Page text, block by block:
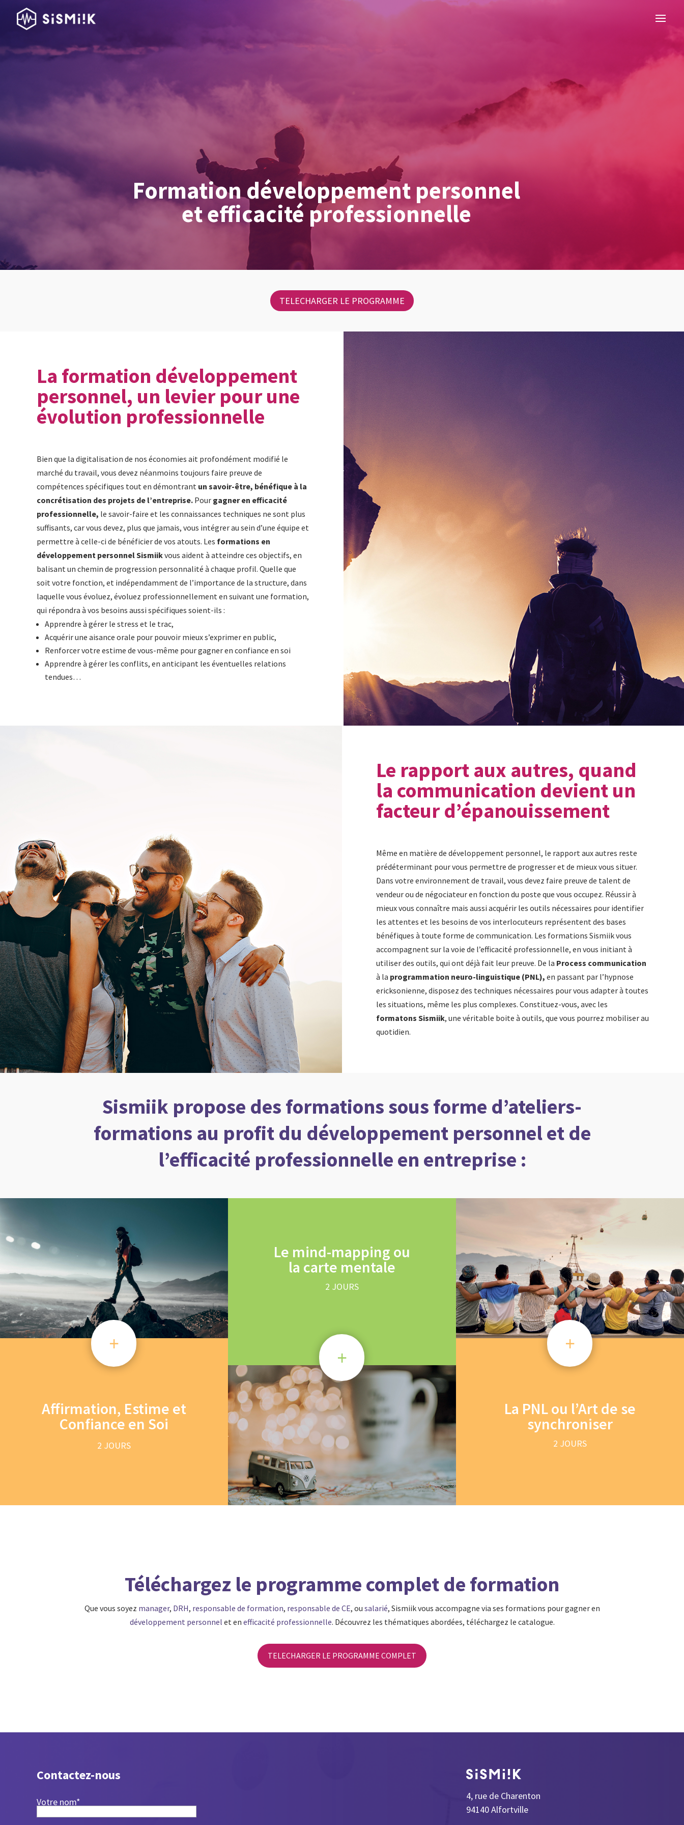
Formation développement personnel
et efficacité professionnelle
TELECHARGER LE PROGRAMME
La formation développement
personnel, un levier pour une
évolution professionnelle
Bien que la digitalisation de nos économies ait profondément modifié le
marché du travail, vous devez néanmoins toujours faire preuve de
compétences spécifiques tout en démontrant un savoir-être, bénéfique à la
concrétisation des projets de l’entreprise. Pour gagner en efficacité
professionnelle, le savoir-faire et les connaissances techniques ne sont plus
suffisants, car vous devez, plus que jamais, vous intégrer au sein d’une équipe et
permettre à celle-ci de bénéficier de vos atouts. Les formations en
développement personnel Sismiikvous aident à atteindre ces objectifs, en
balisant un chemin de progression personnalité à chaque profil. Quelle que
soit votre fonction, et indépendamment de l’importance de la structure, dans
laquelle vous évoluez, évoluez professionnellement en suivant une formation,
qui répondra à vos besoins aussi spécifiques soient-ils :
Apprendre à gérer le stress et le trac,
Acquérir une aisance orale pour pouvoir mieux s’exprimer en public,
Renforcer votre estime de vous-même pour gagner en confiance en soi
Apprendre à gérer les conflits, en anticipant les éventuelles relations
tendues…
Le rapport aux autres, quand
la communication devient un
facteur d’épanouissement
Même en matière de développement personnel, le rapport aux autres reste
prédéterminant pour vous permettre de progresser et de mieux vous situer.
Dans votre environnement de travail, vous devez faire preuve de talent de
vendeur ou de négociateur en fonction du poste que vous occupez. Réussir à
mieux vous connaître mais aussi acquérir les outils nécessaires pour identifier
les attentes et les besoins de vos interlocuteurs représentent des bases
bénéfiques à toute forme de communication. Les formations Sismiik vous
accompagnent sur la voie de l’efficacité professionnelle, en vous initiant à
utiliser des outils, qui ont déjà fait leur preuve. De la Process communication
à la programmation neuro-linguistique (PNL),en passant par l’hypnose
ericksonienne, disposez des techniques nécessaires pour vous adapter à toutes
les situations, même les plus complexes. Constituez-vous, avec les
formatons Sismiik, une véritable boite à outils, que vous pourrez mobiliser au
quotidien.
Sismiik propose des formations sous forme d’ateliers-
formations au profit du développement personnel et de
l’efficacité professionnelle en entreprise :
+
Affirmation, Estime et
Confiance en Soi
2 JOURS
Le mind-mapping ou
la carte mentale
2 JOURS
+
+
La PNL ou l’Art de se
synchroniser
2 JOURS
Téléchargez le programme complet de formation
Que vous soyez manager, DRH, responsable de formation, responsable de CE, ou salarié, Sismiik vous accompagne via ses formations pour gagner en
développement personnel et en efficacité professionnelle. Découvrez les thématiques abordées, téléchargez le catalogue.
TELECHARGER LE PROGRAMME COMPLET
Contactez-nous
Votre nom*
4, rue de Charenton
94140 Alfortville